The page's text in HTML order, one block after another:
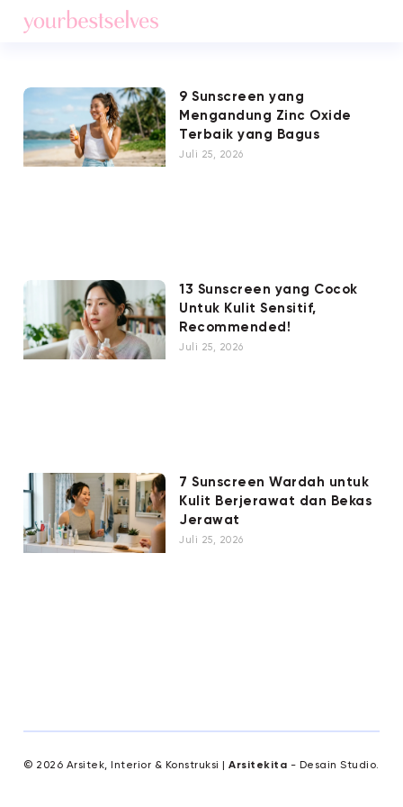
9 Sunscreen yang
Mengandung Zinc Oxide
Terbaik yang Bagus
Juli 25, 2026
13 Sunscreen yang Cocok
Untuk Kulit Sensitif,
Recommended!
Juli 25, 2026
7 Sunscreen Wardah untuk
Kulit Berjerawat dan Bekas
Jerawat
Juli 25, 2026
© 2026 Arsitek, Interior & Konstruksi |Arsitekita - Desain Studio.